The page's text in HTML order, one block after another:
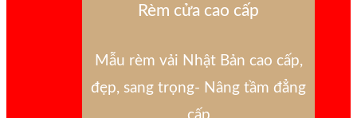
Rèm cửa cao cấp
Mẫu rèm vải Nhật Bản cao cấp,
đẹp, sang trọng- Nâng tầm đẳng